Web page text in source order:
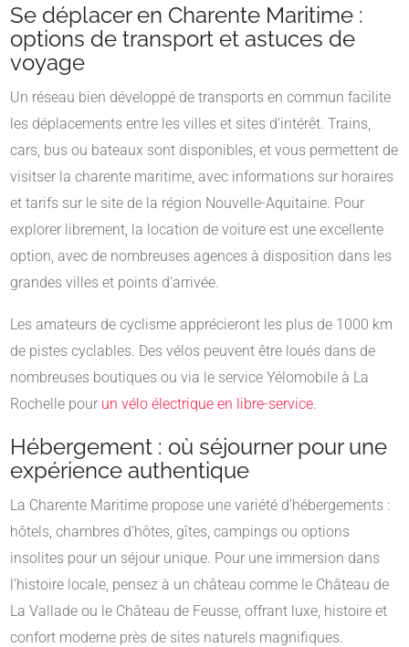
Se déplacer en Charente Maritime :
options de transport et astuces de
voyage
Un réseau bien développé de transports en commun facilite
les déplacements entre les villes et sites d’intérêt. Trains,
cars, bus ou bateaux sont disponibles, et vous permettent de
visitser la charente maritime, avec informations sur horaires
et tarifs sur le site de la région Nouvelle-Aquitaine. Pour
explorer librement, la location de voiture est une excellente
option, avec de nombreuses agences à disposition dans les
grandes villes et points d’arrivée.
Les amateurs de cyclisme apprécieront les plus de 1000 km
de pistes cyclables. Des vélos peuvent être loués dans de
nombreuses boutiques ou via le service Yélomobile à La
Rochelle pour un vélo électrique en libre-service.
Hébergement : où séjourner pour une
expérience authentique
La Charente Maritime propose une variété d’hébergements :
hôtels, chambres d’hôtes, gîtes, campings ou options
insolites pour un séjour unique. Pour une immersion dans
l’histoire locale, pensez à un château comme le Château de
La Vallade ou le Château de Feusse, offrant luxe, histoire et
confort moderne près de sites naturels magnifiques.